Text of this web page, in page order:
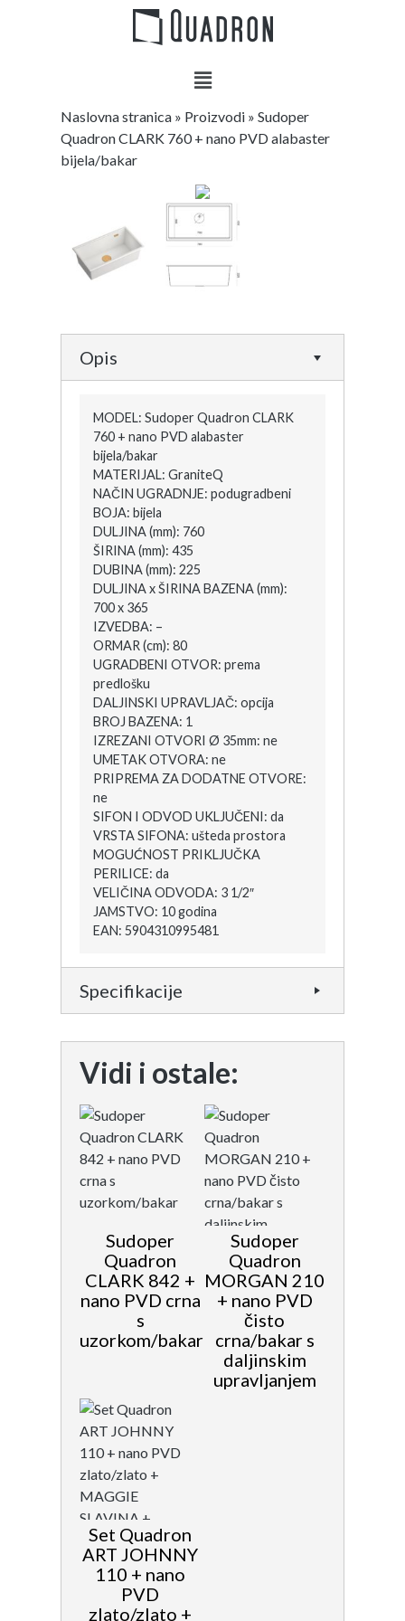
Naslovna stranica » Proizvodi »Sudoper
Quadron CLARK 760 + nano PVD alabaster
bijela/bakar
Opis
MODEL: Sudoper Quadron CLARK
760 + nano PVD alabaster
bijela/bakar
MATERIJAL: GraniteQ
NAČIN UGRADNJE: podugradbeni
BOJA: bijela
DULJINA (mm): 760
ŠIRINA (mm): 435
DUBINA (mm): 225
DULJINA x ŠIRINA BAZENA (mm):
700 x 365
IZVEDBA: –
ORMAR (cm): 80
UGRADBENI OTVOR: prema
predlošku
DALJINSKI UPRAVLJAČ: opcija
BROJ BAZENA: 1
IZREZANI OTVORI Ø 35mm: ne
UMETAK OTVORA: ne
PRIPREMA ZA DODATNE OTVORE:
ne
SIFON I ODVOD UKLJUČENI: da
VRSTA SIFONA: ušteda prostora
MOGUĆNOST PRIKLJUČKA
PERILICE: da
VELIČINA ODVODA: 3 1/2″
JAMSTVO: 10 godina
EAN: 5904310995481
Specifikacije
Vidi i ostale:
Sudoper
Quadron
CLARK 842 +
nano PVD crna
s
uzorkom/bakar
Sudoper
Quadron
MORGAN 210
+ nano PVD
čisto
crna/bakar s
daljinskim
upravljanjem
Set Quadron
ART JOHNNY
110 + nano
PVD
zlato/zlato +